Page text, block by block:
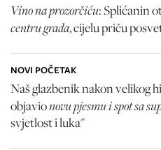
Vino na prozorčiću: Splićanin
centru grada, cijelu priču
NOVI POČETAK
Naš glazbenik nakon velikog
objavionovu pjesmu i spot sa
svjetlost i luka"